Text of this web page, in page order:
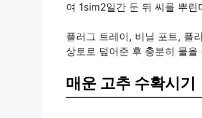
여 1sim2일간 둔 뒤 씨를 뿌린
플러그 트레이, 비닐 포트, 플
상토로 덮어준 후 충분히 물을
매운 고추 수확시기